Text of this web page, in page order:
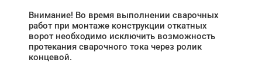
Внимание! Во время выполнении сварочных
работ при монтаже конструкции откатных
ворот необходимо исключить возможность
протекания сварочного тока через ролик
концевой.